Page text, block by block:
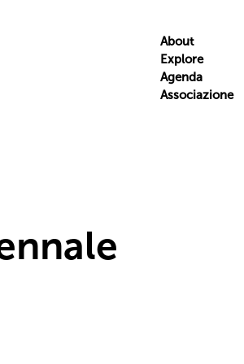
About
Explore
Agenda
Associazione